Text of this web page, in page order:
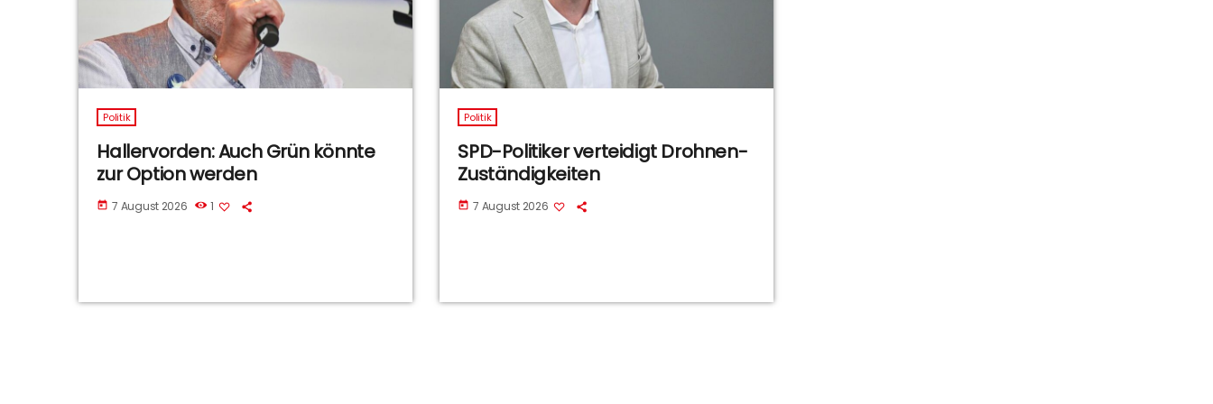
Politik
Hallervorden: Auch Grün könnte
zur Option werden
today 7 August 2026 1
Politik
SPD-Politiker verteidigt Drohnen-
Zuständigkeiten
today 7 August 2026